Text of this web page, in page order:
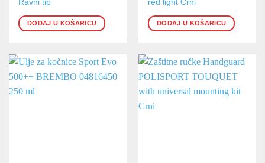
Ravni tip
DODAJ U KOŠARICU
red light Crni
DODAJ U KOŠARICU